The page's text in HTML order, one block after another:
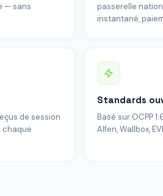
— sans
passerelle
instantané,
de session
chaque
Standards
Basé sur OCPP
Alfen, Wallbox,